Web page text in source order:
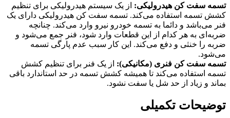
تسمه سفت کن هیدرولیکی: از یک سیستم هیدرولیکی برای تنظیم
کشش تسمه استفاده می‌کند. تسمه سفت کن هیدرولیکی دارای یک
فنر می‌باشد و دائما به تسمه خودرو نیرو وارد می‌کند. چنانچه
ضربه‌ای به هر کدام از این قطعات وارد شود، فنر جمع می‌شود و
ضربه را خنثی و دفع می‌کند. این کار سبب عدم پارگی تسمه
می‌شود.
تسمه سفت کن فنری (مکانیکی): از یک فنر برای تنظیم کشش
تسمه استفاده می‌کند تا همیشه کشش تسمه در حد استاندارد باقی
بماند و زیاد از حد شل یا سفت نشود.
توضیحات تکمیلی